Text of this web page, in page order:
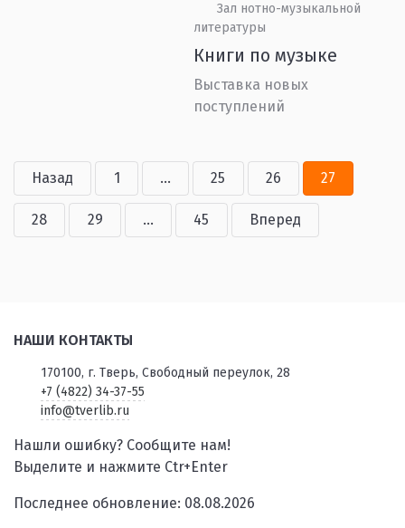
Зал нотно-музыкальной
литературы
Книги по музыке
Выставка новых
поступлений
Назад 1 ... 25 26 27
28 29 ... 45 Вперед
НАШИ КОНТАКТЫ
170100, г. Тверь, Свободный переулок, 28
+7 (4822) 34-37-55
info@tverlib.ru
Нашли ошибку? Сообщите нам!
Выделите и нажмите Ctr+Enter
Последнее обновление: 08.08.2026